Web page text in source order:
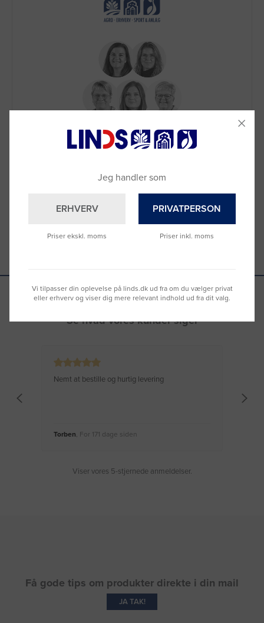
Brug for hjælp?
Ring til os på9992 0233
Du kan også kontakte din lokale sælger
Se hvad vores kunder siger
Nemt at bestille og hurtig levering
Torben , For 171 dage siden
Viser vores 5-stjernede anmeldelser.
Få gode tips om produkter direkte i din mail
JA TAK!
Jeg handler som
ERHVERV
Priser ekskl. moms
PRIVATPERSON
Priser inkl. moms
Vi tilpasser din oplevelse på linds.dk ud fra om du vælger privat
eller erhverv og viser dig mere relevant indhold ud fra dit valg.